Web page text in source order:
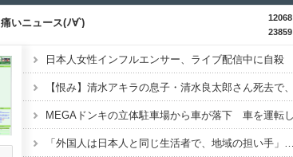
12068
23859
痛いニュース(ﾉ∀`)
日本人女性インフルエンサー、ライブ配信中に自殺